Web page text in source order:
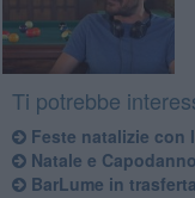
Ti potrebbe
Feste natalizie con
Natale e
BarLume in